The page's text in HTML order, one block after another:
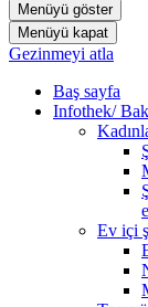
Menüyü göster
Menüyü kapat
Gezinmeyi atla
Baş sayfa
Infothek/
Ev içi